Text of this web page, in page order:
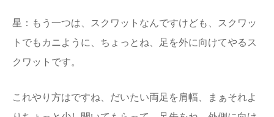
星：もう一つは、スクワットなんですけども、スクワッ
トでもカニように、ちょっとね、足を外に向けてやるス
クワットです。
これやり方はですね、だいたい両足を肩幅、まぁそれよ